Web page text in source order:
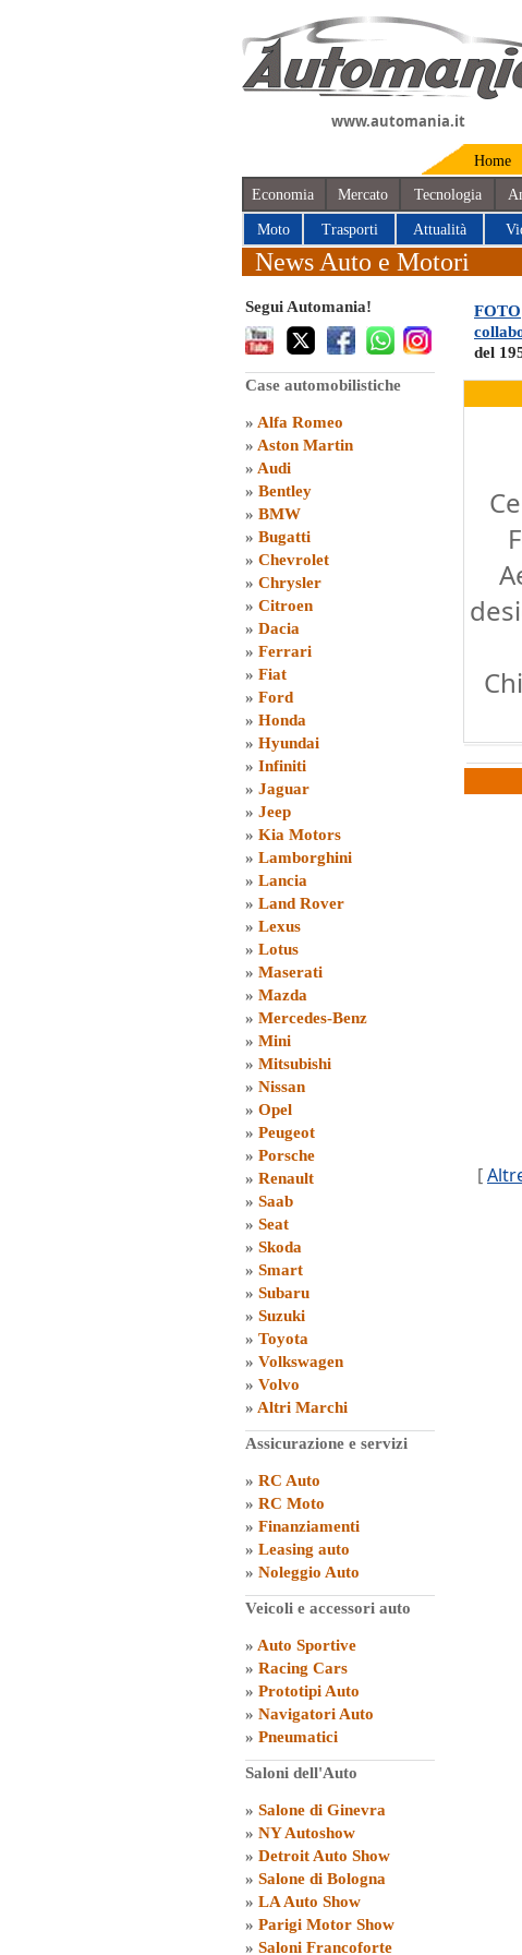
www.automania.it
Home
Economia Mercato Tecnologia
Moto Trasporti Attualità
News Auto e Motori
Segui Automania!
Case automobilistiche
» Alfa Romeo
» Aston Martin
» Audi
» Bentley
» BMW
» Bugatti
» Chevrolet
» Chrysler
» Citroen
» Dacia
» Ferrari
» Fiat
» Ford
» Honda
» Hyundai
» Infiniti
» Jaguar
» Jeep
» Kia Motors
» Lamborghini
» Lancia
» Land Rover
» Lexus
» Lotus
» Maserati
» Mazda
» Mercedes-Benz
» Mini
» Mitsubishi
» Nissan
» Opel
» Peugeot
» Porsche
» Renault
» Saab
» Seat
» Skoda
» Smart
» Subaru
» Suzuki
» Toyota
» Volkswagen
» Volvo
» Altri Marchi
Assicurazione e servizi
» RC Auto
» RC Moto
» Finanziamenti
» Leasing auto
» Noleggio Auto
Veicoli e accessori auto
» Auto Sportive
» Racing Cars
» Prototipi Auto
» Navigatori Auto
» Pneumatici
Saloni dell'Auto
» Salone di Ginevra
» NY Autoshow
» Detroit Auto Show
» Salone di Bologna
» LA Auto Show
» Parigi Motor Show
» Saloni Francoforte
FOTO
del
[